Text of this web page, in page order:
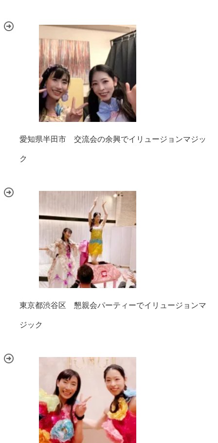
愛知県半田市 交流会の余興でイリュージョンマジッ
ク
東京都渋谷区 懇親会パーティーでイリュージョンマ
ジック